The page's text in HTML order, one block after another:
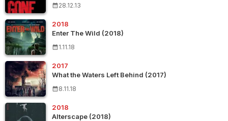
28.12.13
2018
Enter The Wild (2018)
1.11.18
2017
What the Waters Left Behind (2017)
8.11.18
2018
Alterscape (2018)